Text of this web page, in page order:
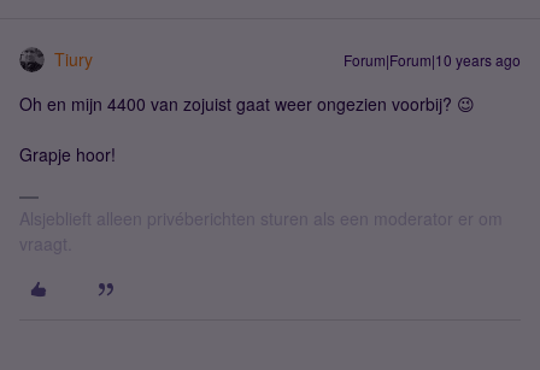
Tiury Forum|Forum|10 years ago
Oh en mijn 4400 van zojuist gaat weer ongezien voorbij? 😉
Grapje hoor!
Alsjeblieft alleen privéberichten sturen als een moderator er om
vraagt.